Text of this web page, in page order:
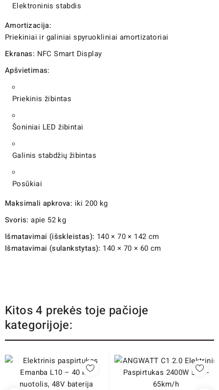
Elektroninis stabdis
Amortizacija:
Priekiniai ir galiniai spyruokliniai amortizatoriai
Ekranas: NFC Smart Display
Apšvietimas:
Priekinis žibintas
Šoniniai LED žibintai
Galinis stabdžių žibintas
Posūkiai
Maksimali apkrova: iki 200 kg
Svoris: apie 52 kg
Išmatavimai (išskleistas): 140 × 70 × 142 cm
Išmatavimai (sulankstytas): 140 × 70 × 60 cm
Kitos 4 prekės toje pačioje
kategorijoje: